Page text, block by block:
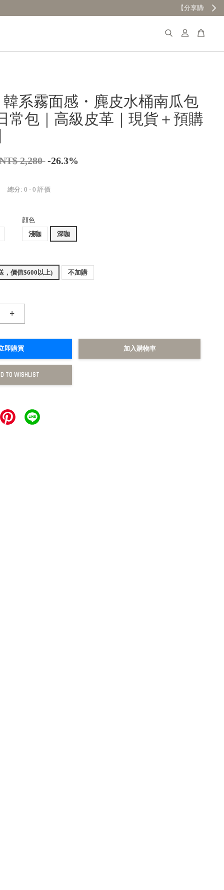
韓系霧面感・麂皮水桶南瓜包
常包｜高級皮革｜現貨＋預購
2,280 -26.3%
總分:0 -0 評價
顔色
淺咖
深咖
，價值$600以上) 不加購
+
即購買 加入購物車
TO WISHLIST